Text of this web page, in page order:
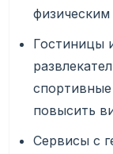
Гостиницы
повысить
Сервисы с